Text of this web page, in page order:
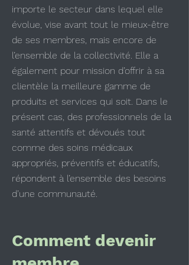
importe le secteur dans lequel elle
évolue, vise avant tout le mieux-être
de ses membres, mais encore de
l’ensemble de la collectivité. Elle a
également pour mission d’offrir à sa
clientèle la meilleure gamme de
produits et services qui soit. Dans le
présent cas, des professionnels de la
santé attentifs et dévoués tout
comme des soins médicaux
appropriés, préventifs et éducatifs,
répondent à l’ensemble des besoins
d’une communauté.
Comment devenir